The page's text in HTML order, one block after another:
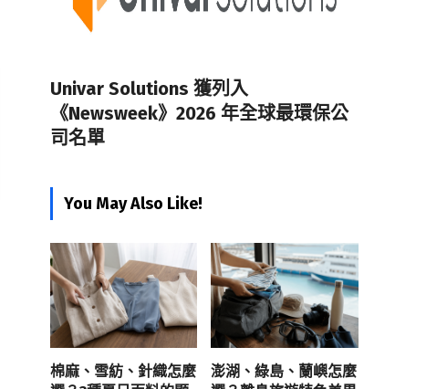
Univar Solutions 獲列入
《Newsweek》2026 年全球最環保公
司名單
You May Also Like!
棉麻、雪紡、針織怎麼
澎湖、綠島、蘭嶼怎麼